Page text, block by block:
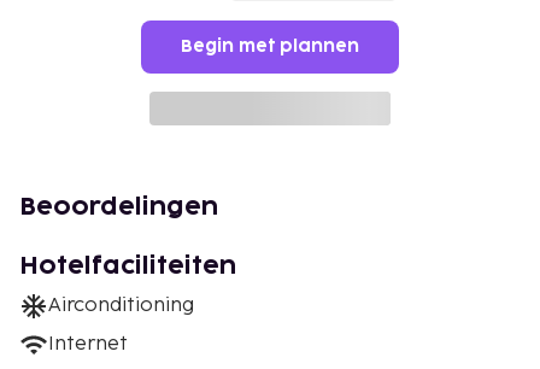
Begin met plannen
Beoordelingen
Hotelfaciliteiten
Airconditioning
Internet